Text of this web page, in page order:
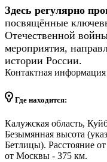
Здесь регулярно
посвящённые
Отечественной
мероприятия,
истории России.
Контактная информация
Где находится:
Калужская область,
Безымянная высота
Бетлицы). Расстояние
от Москвы - 375 км.